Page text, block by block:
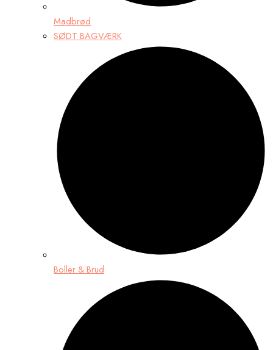
Madbrød
SØDT BAGVÆRK
Boller & Brud